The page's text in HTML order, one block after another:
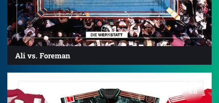
Ali vs. Foreman
5.0